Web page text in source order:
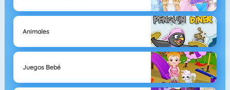
Animales
Juegos Bebé